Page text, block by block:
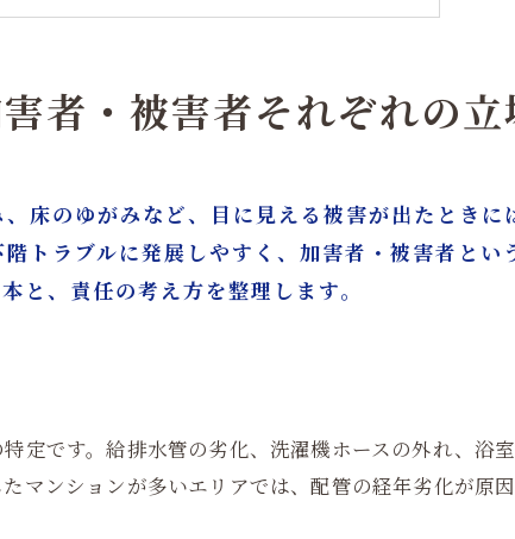
実務ポイント
トップで行うメリット
止まで見据えた施工とは
れ｜見積もりから施工完了まで
ーズ大阪／カビ取リフォーム名古屋/東京
者・被害者それぞれの
床のゆがみなど、目に見える被害が出たときに
トラブルに発展しやすく、加害者・被害者とい
と、責任の考え方を整理します。
定です。給排水管の劣化、洗濯機ホースの外れ、浴
マンションが多いエリアでは、配管の経年劣化が原